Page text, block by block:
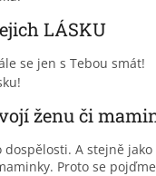
LÁSKU
se jen s Tebou smát!
ženu či
A stejně
Proto se